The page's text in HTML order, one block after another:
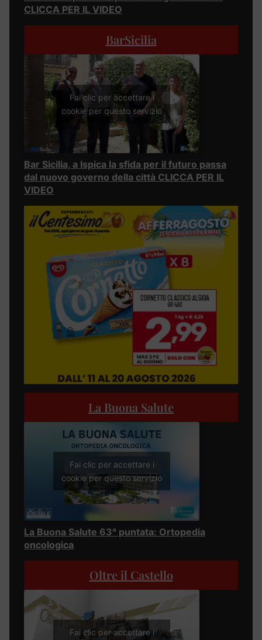
CLICCA PER IL VIDEO
BarSicilia
Fai clic per accettare i
cookie per questo servizio
Bar Sicilia, a Ispica la sfida per il futuro passa
dal nuovo governo della città CLICCA PER IL
VIDEO
La Buona Salute
Fai clic per accettare i
cookie per questo servizio
La Buona Salute 63° puntata: Ortopedia
oncologica
Oltre il Castello
Fai clic per accettare i